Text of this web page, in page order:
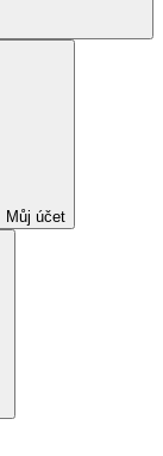
Můj účet